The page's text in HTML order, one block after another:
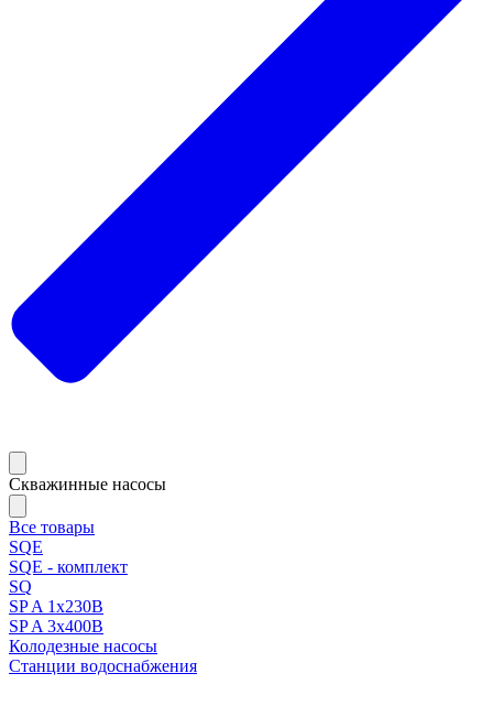
Скважинные насосы
Все товары
SQE
SQE - комплект
SQ
SP A 1x230В
SP A 3x400В
Колодезные насосы
Станции водоснабжения